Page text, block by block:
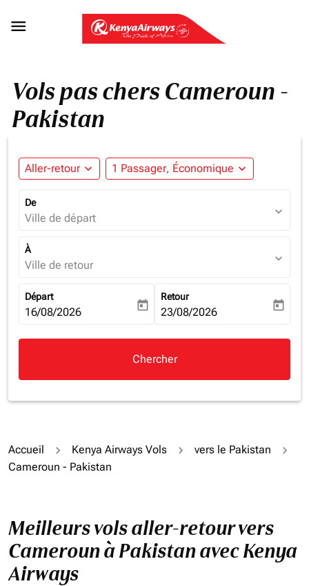

Vols pas chers Cameroun -
Pakistan
Aller-retour expand_more 1 Passager, Économique expand_more
De
Ville de départ expand_more
À
Ville de retour expand_more
Départ
fc-booking-departure-date-aria-label
16/08/2026 today
Retour
fc-booking-return-date-aria-
23/08/2026 today
Chercher
Accueil Kenya Airways Vols
vers le Pakistan
Cameroun - Pakistan
Meilleurs vols aller-retour vers
Cameroun à Pakistan avec Kenya
Airways